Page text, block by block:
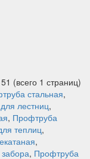
(всего 1 страниц)
стальная,
лестниц,
, Профтруба
теплиц,
,
, Профтруба